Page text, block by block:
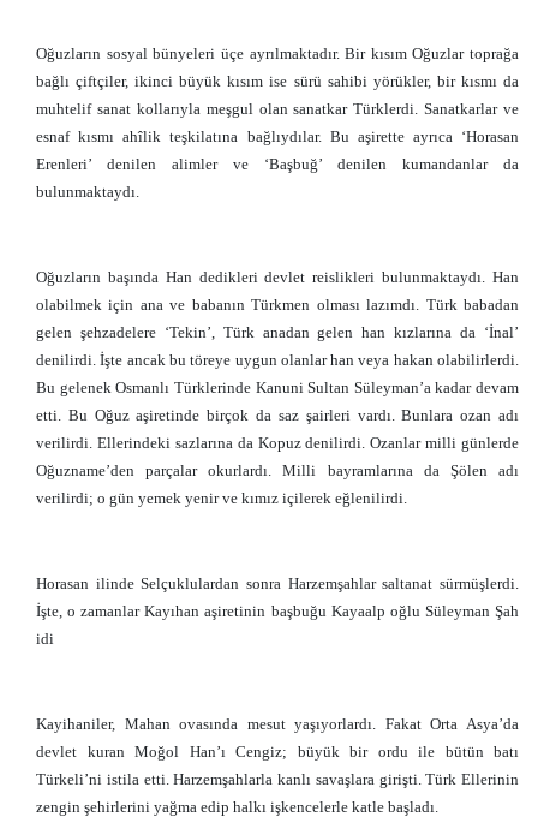
Oğuzların sosyal bünyeleri üçe ayrılmaktadır. Bir kısım Oğuzlar toprağa
bağlı çiftçiler, ikinci büyük kısım ise sürü sahibi yörükler, bir kısmı da
muhtelif sanat kollarıyla meşgul olan sanatkar Türklerdi. Sanatkarlar ve
esnaf kısmı ahîlik teşkilatına bağlıydılar. Bu aşirette ayrıca ‘Horasan
Erenleri’ denilen alimler ve ‘Başbuğ’ denilen kumandanlar da
bulunmaktaydı.
Oğuzların başında Han dedikleri devlet reislikleri bulunmaktaydı. Han
olabilmek için ana ve babanın Türkmen olması lazımdı. Türk babadan
gelen şehzadelere ‘Tekin’, Türk anadan gelen han kızlarına da ‘İnal’
denilirdi. İşte ancak bu töreye uygun olanlar han veya hakan olabilirlerdi.
Bu gelenek Osmanlı Türklerinde Kanuni Sultan Süleyman’a kadar devam
etti. Bu Oğuz aşiretinde birçok da saz şairleri vardı. Bunlara ozan adı
verilirdi. Ellerindeki sazlarına da Kopuz denilirdi. Ozanlar milli günlerde
Oğuzname’den parçalar okurlardı. Milli bayramlarına da Şölen adı
verilirdi; o gün yemek yenir ve kımız içilerek eğlenilirdi.
Horasan ilinde Selçuklulardan sonra Harzemşahlar saltanat sürmüşlerdi.
İşte, o zamanlar Kayıhan aşiretinin başbuğu Kayaalp oğlu Süleyman Şah
idi
Kayihaniler, Mahan ovasında mesut yaşıyorlardı. Fakat Orta Asya’da
devlet kuran Moğol Han’ı Cengiz; büyük bir ordu ile bütün batı
Türkeli’ni istila etti. Harzemşahlarla kanlı savaşlara girişti. Türk Ellerinin
zengin şehirlerini yağma edip halkı işkencelerle katle başladı.